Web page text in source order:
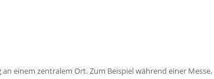
einem zentralem Ort. Zum Beispiel während einer Messe,